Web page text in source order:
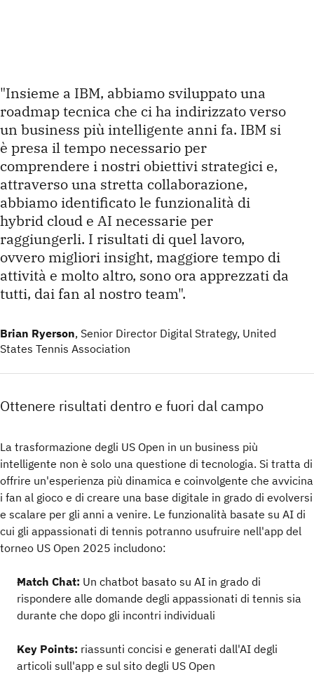
"Insieme a IBM, abbiamo sviluppato una
roadmap tecnica che ci ha indirizzato verso
un business più intelligente anni fa. IBM si
è presa il tempo necessario per
comprendere i nostri obiettivi strategici e,
attraverso una stretta collaborazione,
abbiamo identificato le funzionalità di
hybrid cloud e AI necessarie per
raggiungerli. I risultati di quel lavoro,
ovvero migliori insight, maggiore tempo di
attività e molto altro, sono ora apprezzati da
tutti, dai fan al nostro team".
Brian Ryerson, Senior Director Digital Strategy, United
States Tennis Association
Ottenere risultati dentro e fuori dal campo
La trasformazione degli US Open in un business più
intelligente non è solo una questione di tecnologia. Si tratta di
offrire un'esperienza più dinamica e coinvolgente che avvicina
i fan al gioco e di creare una base digitale in grado di evolversi
e scalare per gli anni a venire. Le funzionalità basate su AI di
cui gli appassionati di tennis potranno usufruire nell'app del
torneo US Open 2025 includono:
Match Chat: Un chatbot basato su AI in grado di
rispondere alle domande degli appassionati di tennis sia
durante che dopo gli incontri individuali
Key Points: riassunti concisi e generati dall'AI degli
articoli sull'app e sul sito degli US Open